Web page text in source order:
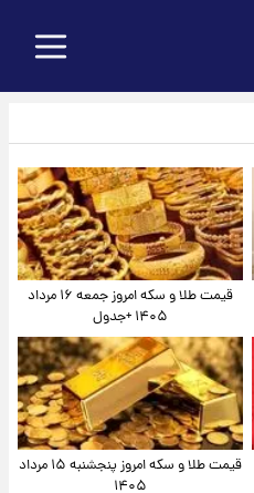
قیمت طلا و سکه امروز جمعه ۱۶ مرداد
۱۴۰۵ +جدول
قیمت طلا و سکه امروز پنجشنبه ۱۵ مرداد
۱۴۰۵